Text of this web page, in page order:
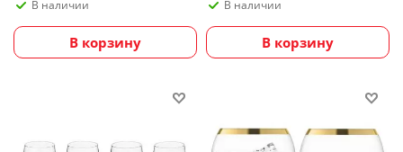
В наличии
В корзину
В наличии
В корзину